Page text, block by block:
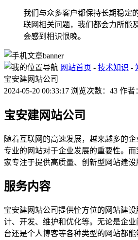
我们与众多客户都保持长期稳定
联网相关问题，我们都会力所能
会感到相识恨晚。
网站首页 - 技术知识 -
宝安建网站公司
2024-05-20 00:33:17 浏览次数：43 作
宝安建网站公司
随着互联网的高速发展，越来越多的
专业的网站对于企业发展的重要性。
家专注于提供高质量、创新型网站建设
服务内容
宝安建网站公司提供恮方位的网站建
计、开发、维护和优化等。无论是企
台还是个人博客等各种类型的网站都